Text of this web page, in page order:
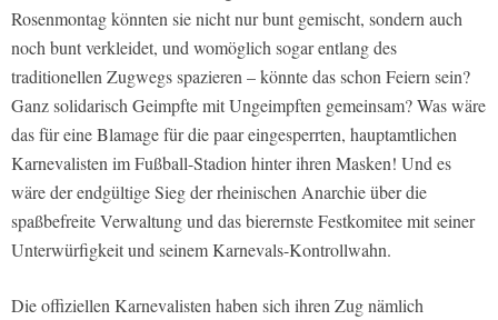
Rosenmontag könnten sie nicht nur bunt gemischt, sondern auch
noch bunt verkleidet, und womöglich sogar entlang des
traditionellen Zugwegs spazieren – könnte das schon Feiern sein?
Ganz solidarisch Geimpfte mit Ungeimpften gemeinsam? Was wäre
das für eine Blamage für die paar eingesperrten, hauptamtlichen
Karnevalisten im Fußball-Stadion hinter ihren Masken! Und es
wäre der endgültige Sieg der rheinischen Anarchie über die
spaßbefreite Verwaltung und das bierernste Festkomitee mit seiner
Unterwürfigkeit und seinem Karnevals-Kontrollwahn.
Die offiziellen Karnevalisten haben sich ihren Zug nämlich